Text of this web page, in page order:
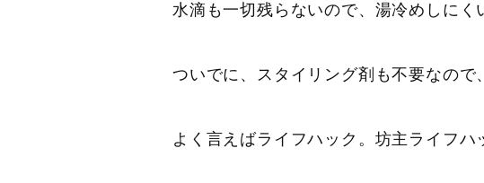
水滴も一切残らないので、湯冷めしにく
ついでに、スタイリング剤も不要なので
よく言えばライフハック。坊主ライフハ